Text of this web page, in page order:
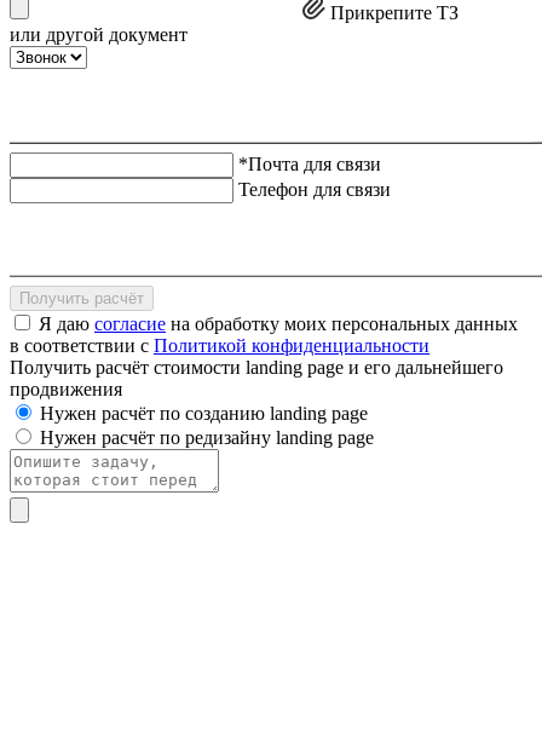
Прикрепите ТЗ
или другой документ
*Почта для связи
Телефон для связи
Получить расчёт
Я даю согласие на обработку моих персональных данных
в соответствии с Политикой конфиденциальности
Получить расчёт стоимости landing page и его дальнейшего
продвижения
Нужен расчёт по созданию landing page
Нужен расчёт по редизайну landing page